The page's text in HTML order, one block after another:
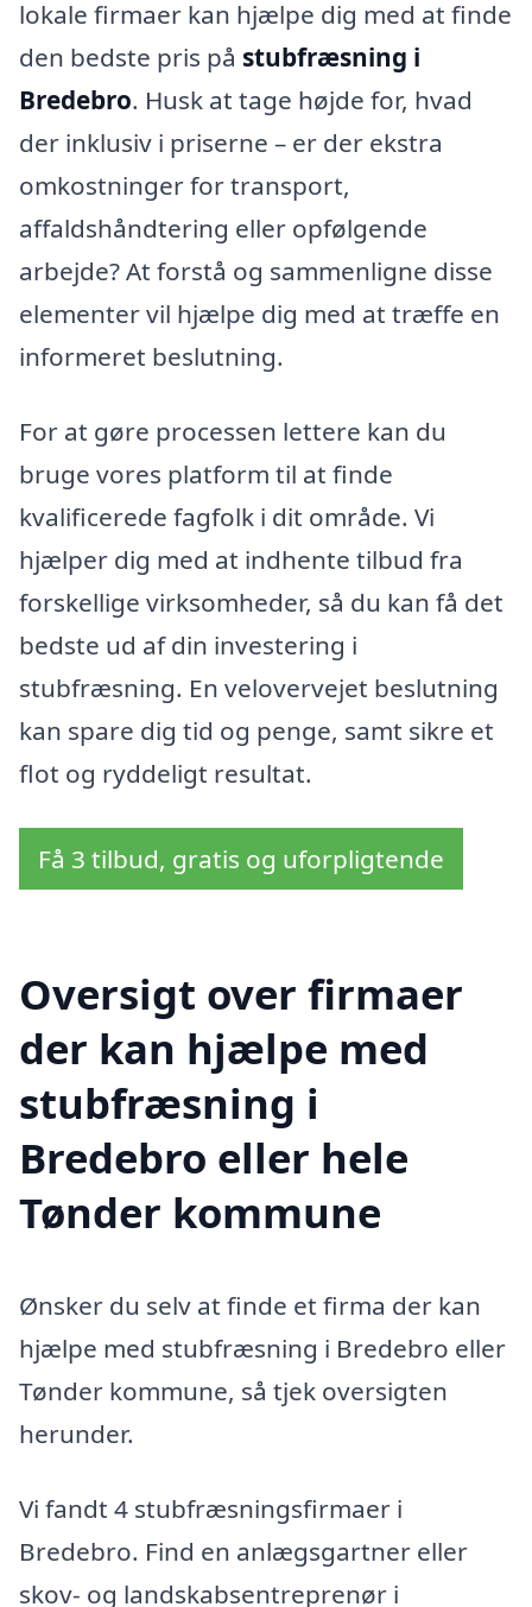
lokale firmaer kan hjælpe dig med at finde
den bedste pris på stubfræsning i
Bredebro. Husk at tage højde for, hvad
der inklusiv i priserne – er der ekstra
omkostninger for transport,
affaldshåndtering eller opfølgende
arbejde? At forstå og sammenligne disse
elementer vil hjælpe dig med at træffe en
informeret beslutning.
For at gøre processen lettere kan du
bruge vores platform til at finde
kvalificerede fagfolk i dit område. Vi
hjælper dig med at indhente tilbud fra
forskellige virksomheder, så du kan få det
bedste ud af din investering i
stubfræsning. En velovervejet beslutning
kan spare dig tid og penge, samt sikre et
flot og ryddeligt resultat.
Få 3 tilbud, gratis og uforpligtende
Oversigt over firmaer
der kan hjælpe med
stubfræsning i
Bredebro eller hele
Tønder kommune
Ønsker du selv at finde et firma der kan
hjælpe med stubfræsning i Bredebro eller
Tønder kommune, så tjek oversigten
herunder.
Vi fandt 4 stubfræsningsfirmaer i
Bredebro. Find en anlægsgartner eller
skov- og landskabsentreprenør i